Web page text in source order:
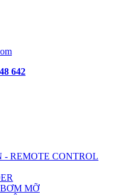
642
REMOTE CONTROL
MỠ